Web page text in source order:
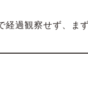
経過観察せず、ま